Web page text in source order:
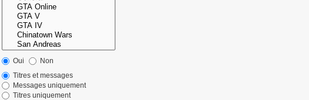
Oui
Non
Titres et messages
Messages uniquement
Titres uniquement